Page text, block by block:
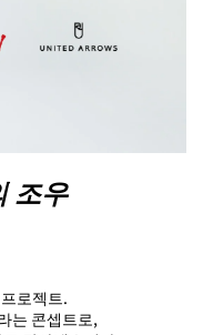
조우
로젝트.
는 콘셉트로,